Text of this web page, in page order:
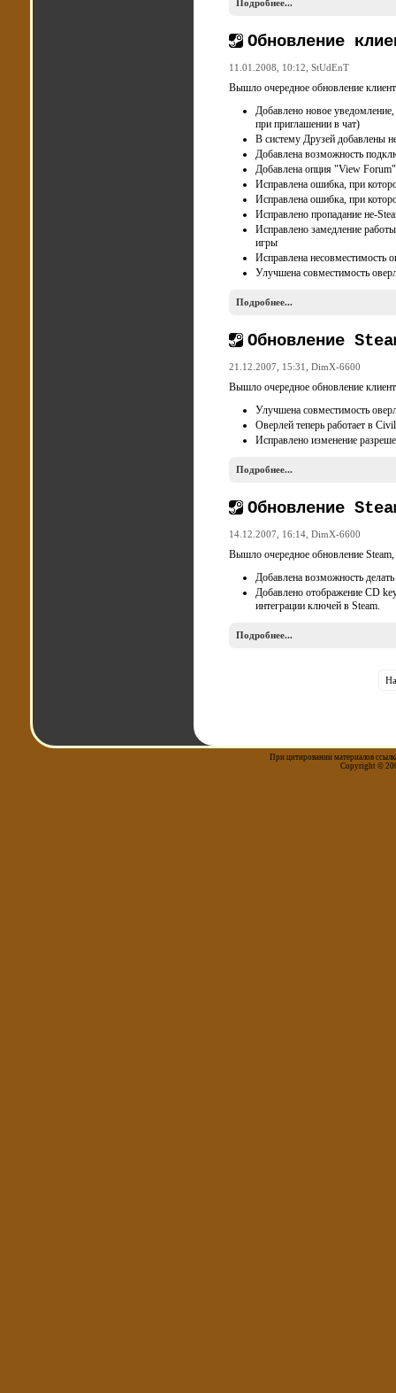
Подробнее...
Обновление
11.01.2008, 10:12, StUdEnT
Вышло очередное обновление
Добавлено новое
при приглашении в чат)
В систему Друзей добавлены
Добавлена возможность
Добавлена опция "View
Исправлена ошибка, при
Исправлена ошибка, при
Исправлено пропадание не-
Исправлено замедление
игры
Исправлена несовместимость
Улучшена совместимость
Подробнее...
Обновление
21.12.2007, 15:31, DimX-6600
Вышло очередное обновление
Улучшена совместимость
Оверлей теперь работает в
Исправлено изменение
Подробнее...
Обновление
14.12.2007, 16:14, DimX-6600
Вышло очередное обновление
Добавлена возможность
Добавлено отображение CD
интеграции ключей в Steam.
Подробнее...
При цитировании материалов
Copyright ©